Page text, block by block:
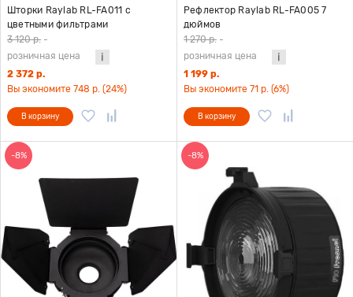
Шторки Raylab RL-FA011 с
цветными фильтрами
3 120 р. -
розничная цена
2 372 р.
Вы экономите 748 р. (24%)
В корзину
Рефлектор Raylab RL-FA005 7
дюймов
1 270 р. -
розничная цена
1 199 р.
Вы экономите 71 р. (6%)
В корзину
-8% -8%